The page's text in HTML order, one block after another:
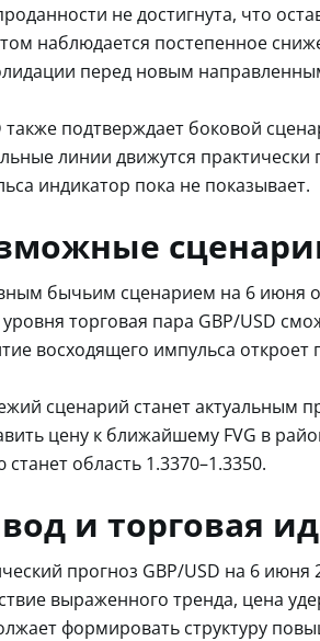
не достигнута, что
наблюдается постепенное
перед новым
также подтверждает боковой
линии движутся
индикатор пока не показывает.
бычьим сценарием на 6 июня
уровня торговая пара GBP/USD
восходящего импульса откроет
сценарий станет актуальным
цену к ближайшему FVG в
станет область 1.3370–1.3350.
и торговая
прогноз GBP/USD на 6
выраженного тренда, цена
формировать структуру